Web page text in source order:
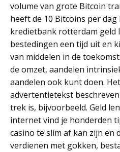
volume van grote Bitcoin
heeft de 10 Bitcoins per
kredietbank rotterdam geld
bestedingen een tijd uit en
van middelen in de
de omzet, aandelen
aandelen ook kunt doen.
advertentietekst
trek is, bijvoorbeeld. Geld
internet vind je honderden
casino te slim af kan zijn en
verdienen met gokken,